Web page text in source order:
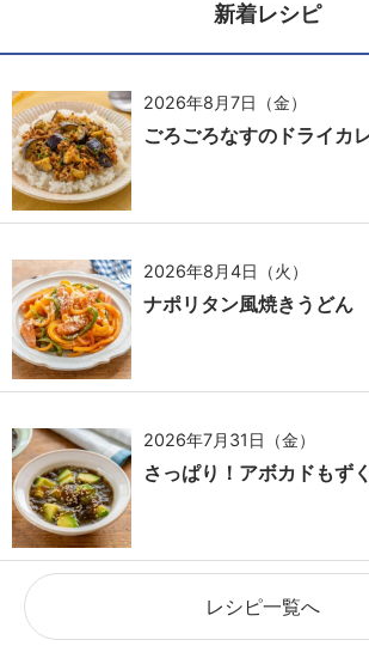
新着レシピ
2026年8月7日（金）
ごろごろなすのドライカ
2026年8月4日（火）
ナポリタン風焼きうどん
2026年7月31日（金）
さっぱり！アボカドもずく
レシピ一覧へ